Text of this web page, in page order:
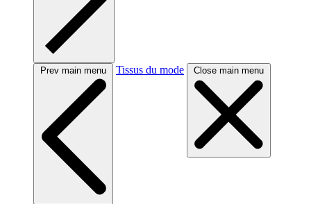
Prev main menu Tissus du mode Close main menu